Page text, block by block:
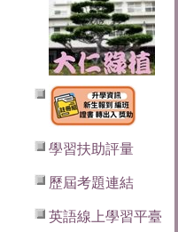
學習扶助評量
歷屆考題連結
英語線上學習平臺